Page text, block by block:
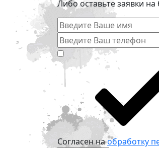
Либо оставьте заявки
Согласен наобработку